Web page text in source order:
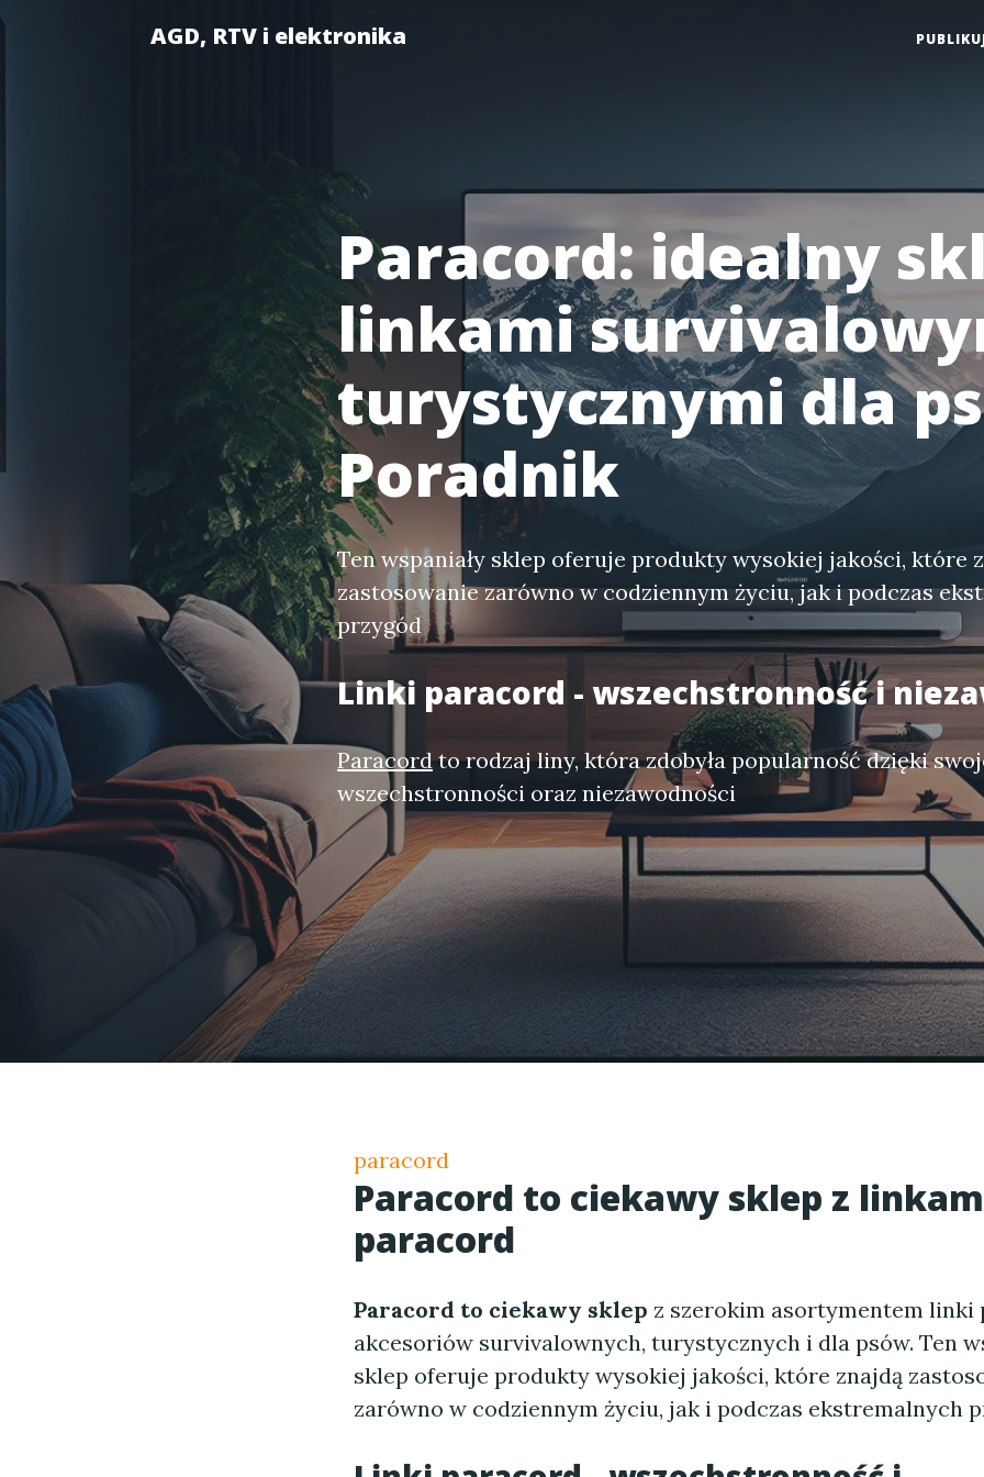
AGD, RTV i elektronika
Paracord: idealny
linkami
turystycznymi dla
Poradnik
Ten wspaniały sklep oferuje produkty wysokiej jakości, które
zastosowanie zarówno w codziennym życiu, jak i podczas
przygód
Linki paracord - wszechstronność i
Paracordto rodzaj liny, która zdobyła popularność dzięki
wszechstronności oraz niezawodności
paracord
Paracord to ciekawy sklep z
paracord
Paracord to ciekawy sklep z szerokim asortymentem linki
akcesoriów survivalownych, turystycznych i dla psów. Ten
sklep oferuje produkty wysokiej jakości, które znajdą
zarówno w codziennym życiu, jak i podczas ekstremalnych